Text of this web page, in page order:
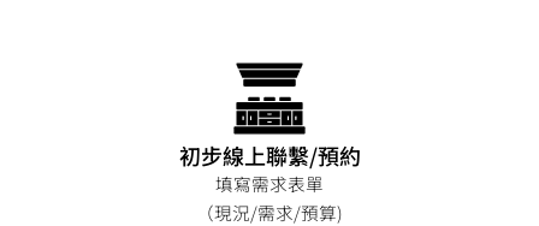
初步線上聯繫/預約
填寫需求表單
（現況/需求/預算)